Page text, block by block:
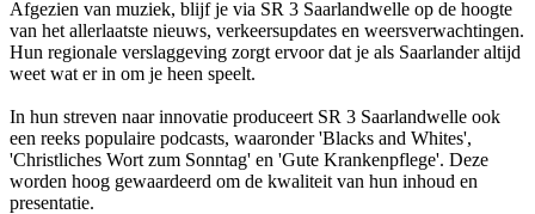
Afgezien van muziek, blijf je via SR 3 Saarlandwelle op de hoogte
van het allerlaatste nieuws, verkeersupdates en weersverwachtingen.
Hun regionale verslaggeving zorgt ervoor dat je als Saarlander altijd
weet wat er in om je heen speelt.
In hun streven naar innovatie produceert SR 3 Saarlandwelle ook
een reeks populaire podcasts, waaronder 'Blacks and Whites',
'Christliches Wort zum Sonntag' en 'Gute Krankenpflege'. Deze
worden hoog gewaardeerd om de kwaliteit van hun inhoud en
presentatie.